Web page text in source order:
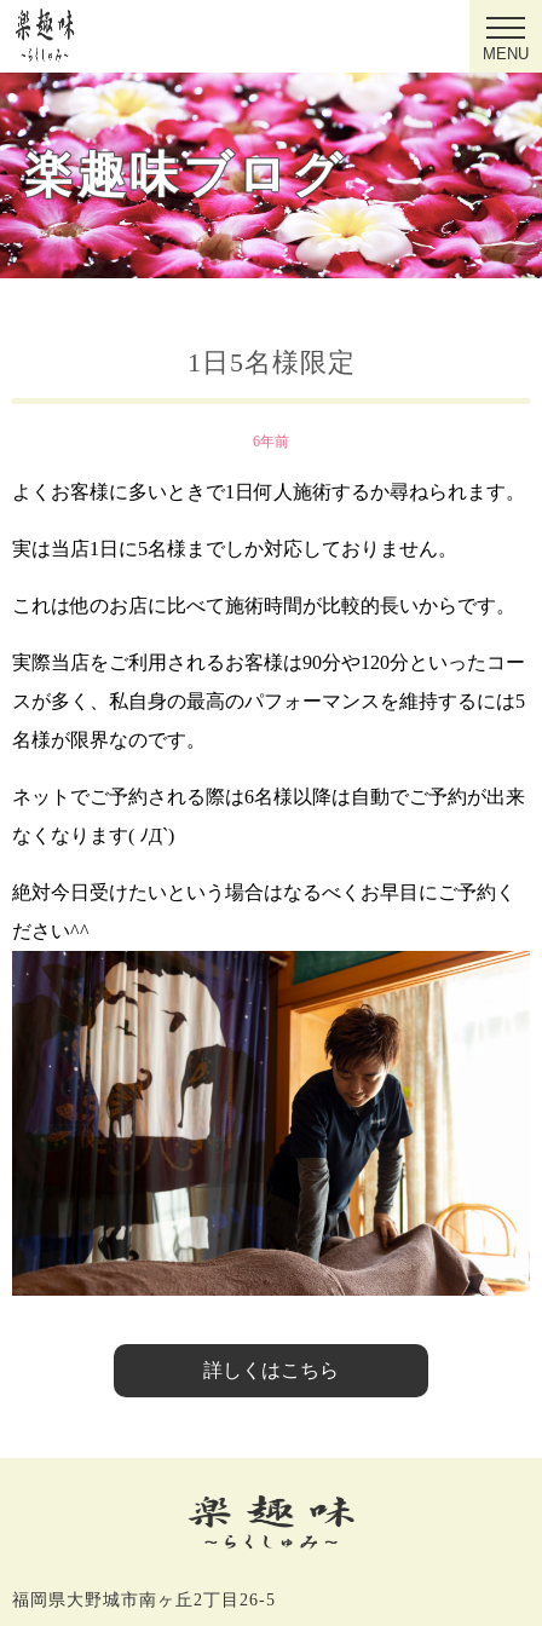
MENU
楽趣味ブログ
1日5名様限定
6年前
よくお客様に多いときで1日何人施術するか尋ねられます。
実は当店1日に5名様までしか対応しておりません。
これは他のお店に比べて施術時間が比較的長いからです。
実際当店をご利用されるお客様は90分や120分といったコー
スが多く、私自身の最高のパフォーマンスを維持するには5
名様が限界なのです。
ネットでご予約される際は6名様以降は自動でご予約が出来
なくなります( ﾉД`)
絶対今日受けたいという場合はなるべくお早目にご予約く
ださい^^
詳しくはこちら
福岡県大野城市南ヶ丘2丁目26-5